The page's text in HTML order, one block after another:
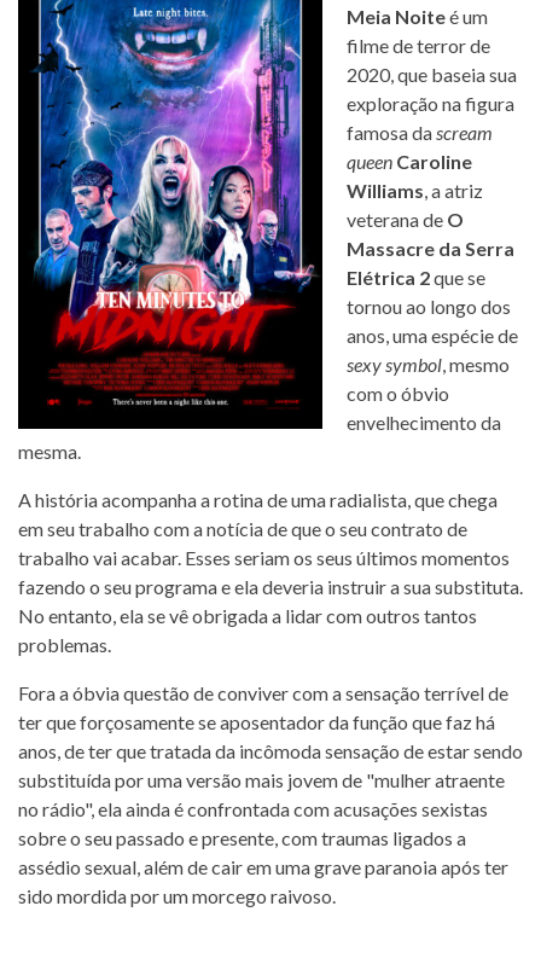
Meia Noiteé um
filme de terror de
2020, que baseia sua
exploração na figura
famosa dascream
queen Caroline
Williams, a atriz
veterana de O
Massacre da Serra
Elétrica 2que se
tornou ao longo dos
anos, uma espécie de
sexy symbol, mesmo
com o óbvio
envelhecimento da
mesma.
A história acompanha a rotina de uma radialista, que chega
em seu trabalho com a notícia de que o seu contrato de
trabalho vai acabar. Esses seriam os seus últimos momentos
fazendo o seu programa e ela deveria instruir a sua substituta.
No entanto, ela se vê obrigada a lidar com outros tantos
problemas.
Fora a óbvia questão de conviver com a sensação terrível de
ter que forçosamente se aposentador da função que faz há
anos, de ter que tratada da incômoda sensação de estar sendo
substituída por uma versão mais jovem de "mulher atraente
no rádio", ela ainda é confrontada com acusações sexistas
sobre o seu passado e presente, com traumas ligados a
assédio sexual, além de cair em uma grave paranoia após ter
sido mordida por um morcego raivoso.